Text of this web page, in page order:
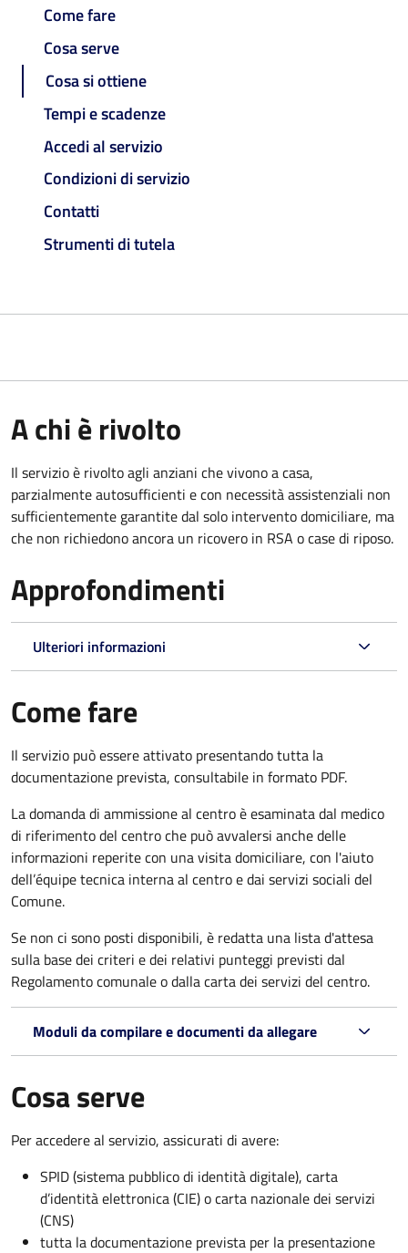
Come fare
Cosa serve
Cosa si ottiene
Tempi e scadenze
Accedi al servizio
Condizioni di servizio
Contatti
Strumenti di tutela
A chi è rivolto
Il servizio è rivolto agli anziani che vivono a casa,
parzialmente autosufficienti e con necessità assistenziali non
sufficientemente garantite dal solo intervento domiciliare, ma
che non richiedono ancora un ricovero in RSA o case di riposo.
Approfondimenti
Ulteriori informazioni
Come fare
Il servizio può essere attivato presentando tutta la
documentazione prevista, consultabile in formato PDF.
La domanda di ammissione al centro è esaminata dal medico
di riferimento del centro che può avvalersi anche delle
informazioni reperite con una visita domiciliare, con l'aiuto
dell’équipe tecnica interna al centro e dai servizi sociali del
Comune.
Se non ci sono posti disponibili, è redatta una lista d'attesa
sulla base dei criteri e dei relativi punteggi previsti dal
Regolamento comunale o dalla carta dei servizi del centro.
Moduli da compilare e documenti da allegare
Cosa serve
Per accedere al servizio, assicurati di avere:
SPID (sistema pubblico di identità digitale), carta
d’identità elettronica (CIE) o carta nazionale dei servizi
(CNS)
tutta la documentazione prevista per la presentazione